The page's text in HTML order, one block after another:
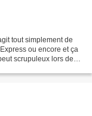
tout simplement de
ou encore et ça
scrupuleux lors de